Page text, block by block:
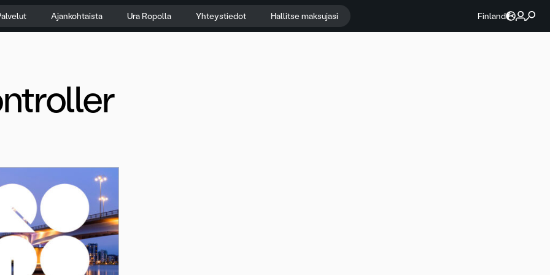
Ajankohtaista Ura Ropolla Yhteystiedot Hallitse maksujasi Finland